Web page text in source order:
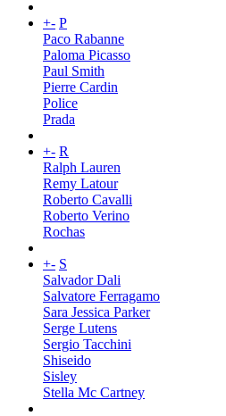
+- P
Paco Rabanne
Paloma Picasso
Paul Smith
Pierre Cardin
Police
Prada
+- R
Ralph Lauren
Remy Latour
Roberto Cavalli
Roberto Verino
Rochas
+- S
Salvador Dali
Salvatore Ferragamo
Sara Jessica Parker
Serge Lutens
Sergio Tacchini
Shiseido
Sisley
Stella Mc Cartney